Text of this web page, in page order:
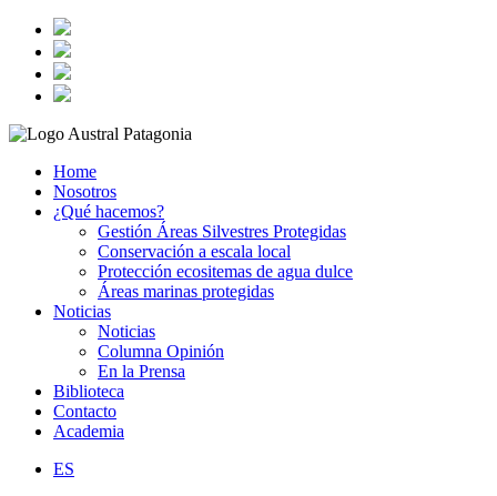
Home
Nosotros
¿Qué hacemos?
Gestión Áreas Silvestres Protegidas
Conservación a escala local
Protección ecositemas de agua dulce
Áreas marinas protegidas
Noticias
Noticias
Columna Opinión
En la Prensa
Biblioteca
Contacto
Academia
ES